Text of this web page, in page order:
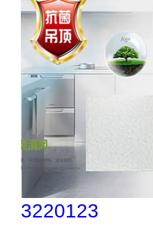
伟业ENF板材